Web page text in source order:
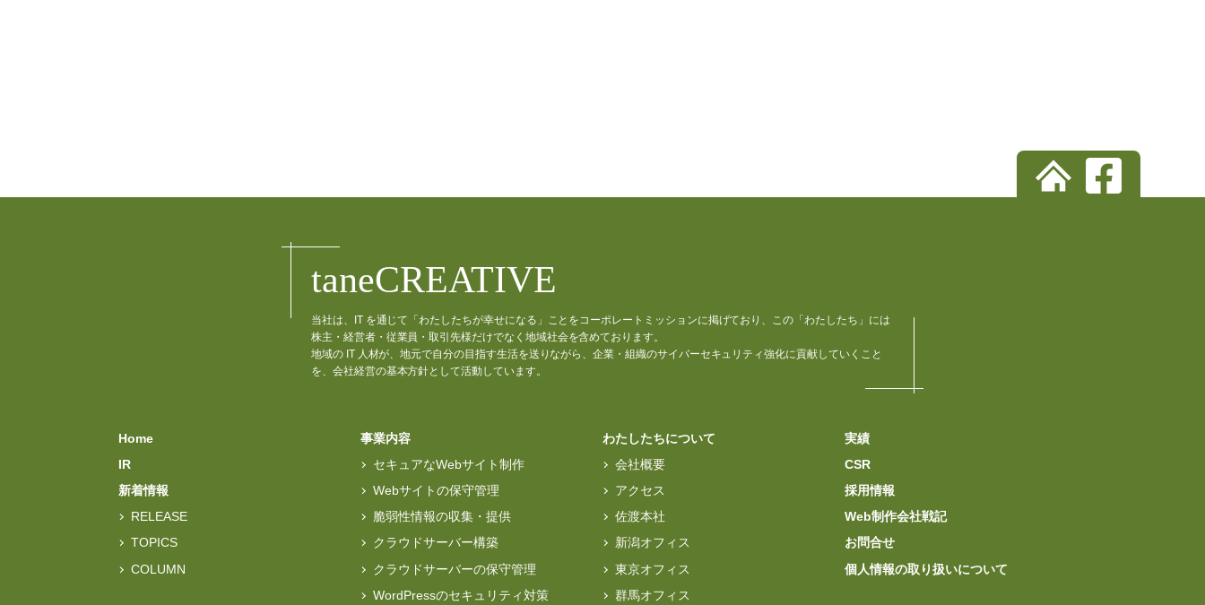
taneCREATIVE
当社は、IT を通じて「わたしたちが幸せになる」ことをコーポレートミッションに掲げており、この「わたしたち」には
株主・経営者・従業員・取引先様だけでなく地域社会を含めております。
地域の IT 人材が、地元で自分の目指す生活を送りながら、企業・組織のサイバーセキュリティ強化に貢献していくこと
を、会社経営の基本方針として活動しています。
Home
IR
新着情報
RELEASE
TOPICS
COLUMN
事業内容
セキュアなWebサイト制作
Webサイトの保守管理
脆弱性情報の収集・提供
クラウドサーバー構築
クラウドサーバーの保守管理
WordPressのセキュリティ対策
わたしたちについて
会社概要
アクセス
佐渡本社
新潟オフィス
東京オフィス
群馬オフィス
実績
CSR
採用情報
Web制作会社戦記
お問合せ
個人情報の取り扱いについて